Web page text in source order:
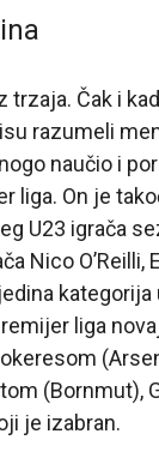
Čak i
razumeli
naučio i
liga. On je
U23 igrača
Nico
liga
(Bornmut),
je izabran.